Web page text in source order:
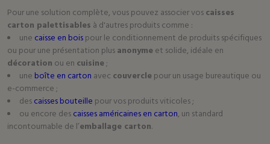
Pour une solution complète, vous pouvez associer voscaisses
carton palettisables à d'autres produits comme :
une caisse en boispour le conditionnement de produits spécifiques
ou pour une présentation plusanonymeet solide, idéale en
décoration ou en cuisine;
une boîte en carton avec couverclepour un usage bureautique ou
e-commerce ;
descaisses bouteille pour vos produits viticoles ;
ou encore descaisses américaines en carton, un standard
incontournable de l’emballage carton.